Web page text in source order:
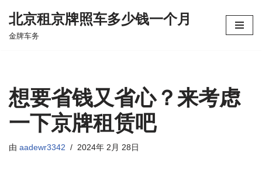
跳
北京租京牌照车多少钱一个月
金牌车务
想要省钱又省心？来考虑
一下京牌租赁吧
由 aadewr3342 2024年 2月 28日